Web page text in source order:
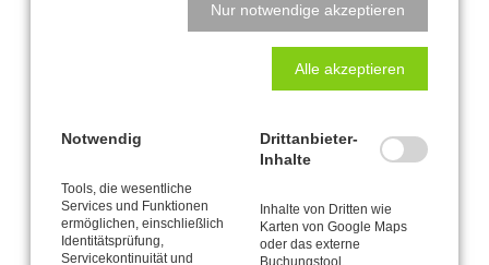
Studio-Adresse in Kaarst:
Natalys Blog
Für wen denn jetzt?!?
Der moderne Mensch ist frontlastig
Nur notwendige akzeptieren
Alle akzeptieren
Notwendig
Tools, die wesentliche
Services und Funktionen
ermöglichen, einschließlich
Identitätsprüfung,
Servicekontinuität und
Drittanbieter-
Inhalte
Inhalte von Dritten wie
Karten von Google Maps
oder das externe